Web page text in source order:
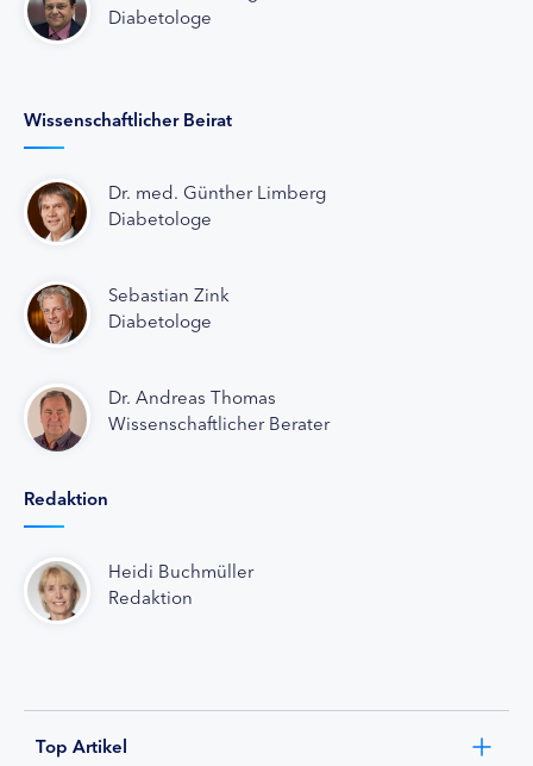
Diabetologe
Wissenschaftlicher Beirat
Dr. med. Günther Limberg
Diabetologe
Sebastian Zink
Diabetologe
Dr. Andreas Thomas
Wissenschaftlicher Berater
Redaktion
Heidi Buchmüller
Redaktion
Top Artikel